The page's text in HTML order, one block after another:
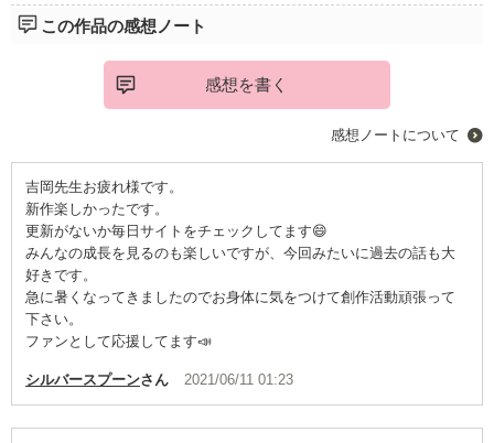
この作品の感想ノート
感想を書く
感想ノートについて
吉岡先生お疲れ様です。
新作楽しかったです。
更新がないか毎日サイトをチェックしてます😄
みんなの成長を見るのも楽しいですが、今回みたいに過去の話も大
好きです。
急に暑くなってきましたのでお身体に気をつけて創作活動頑張って
下さい。
ファンとして応援してます📣
シルバースプーンさん 2021/06/11 01:23